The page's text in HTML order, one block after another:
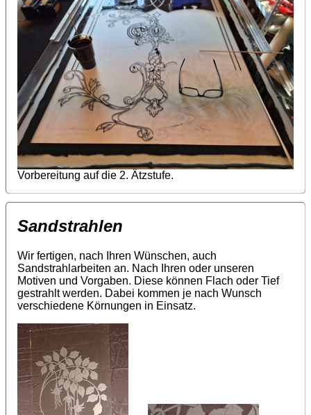
Vorbereitung auf die 2. Ätzstufe.
Sandstrahlen
Wir fertigen, nach Ihren Wünschen, auch
Sandstrahlarbeiten an. Nach Ihren oder unseren
Motiven und Vorgaben. Diese können Flach oder Tief
gestrahlt werden. Dabei kommen je nach Wunsch
verschiedene Körnungen in Einsatz.